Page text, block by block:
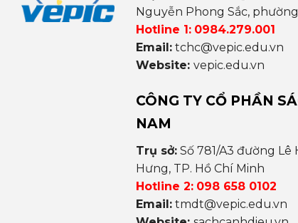
Nguyễn Phong Sắc, phường
Hotline 1: 0984.279.001
Email: tchc@vepic.edu.vn
Website: vepic.edu.vn
CÔNG TY CỔ PHẦN
NAM
Trụ sở:Số 781/A3 đường
Hưng, TP. Hồ Chí Minh
Hotline 2: 098 658 0102
Email: tmdt@vepic.edu.vn